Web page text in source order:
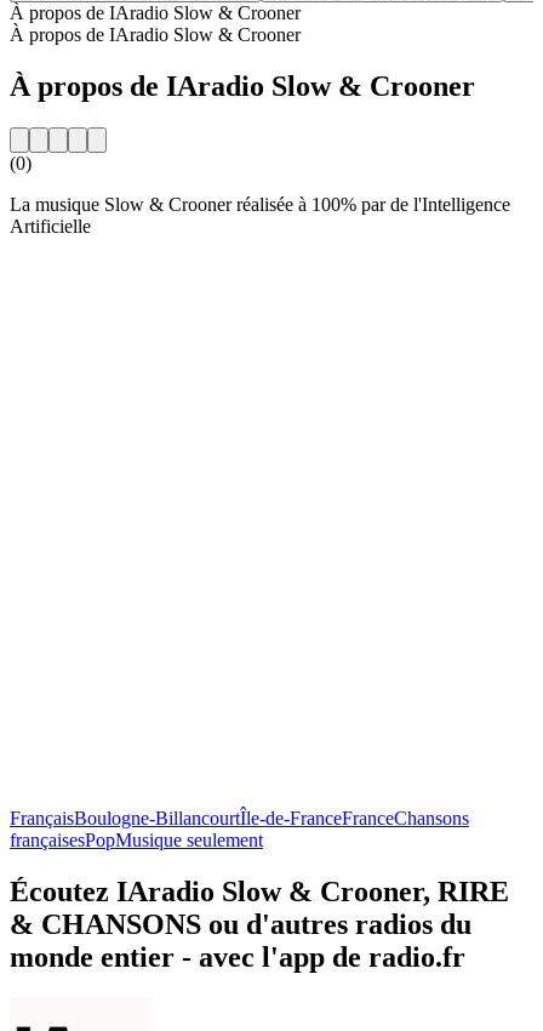
À propos de IAradio Slow & Crooner
À propos de IAradio Slow & Crooner
À propos de IAradio Slow & Crooner
(0)
La musique Slow & Crooner réalisée à 100% par de l'Intelligence
Artificielle
FrançaisBoulogne-BillancourtÎle-de-FranceFranceChansons
françaisesPopMusique seulement
Écoutez IAradio Slow & Crooner, RIRE
& CHANSONS ou d'autres radios du
monde entier - avec l'app de radio.fr